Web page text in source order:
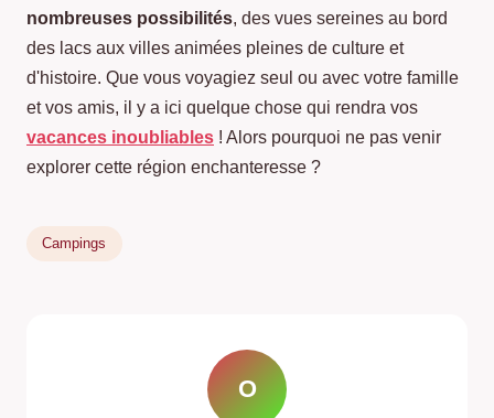
nombreuses possibilités, des vues sereines au bord
des lacs aux villes animées pleines de culture et
d'histoire. Que vous voyagiez seul ou avec votre famille
et vos amis, il y a ici quelque chose qui rendra vos
vacances inoubliables ! Alors pourquoi ne pas venir
explorer cette région enchanteresse ?
Campings
O